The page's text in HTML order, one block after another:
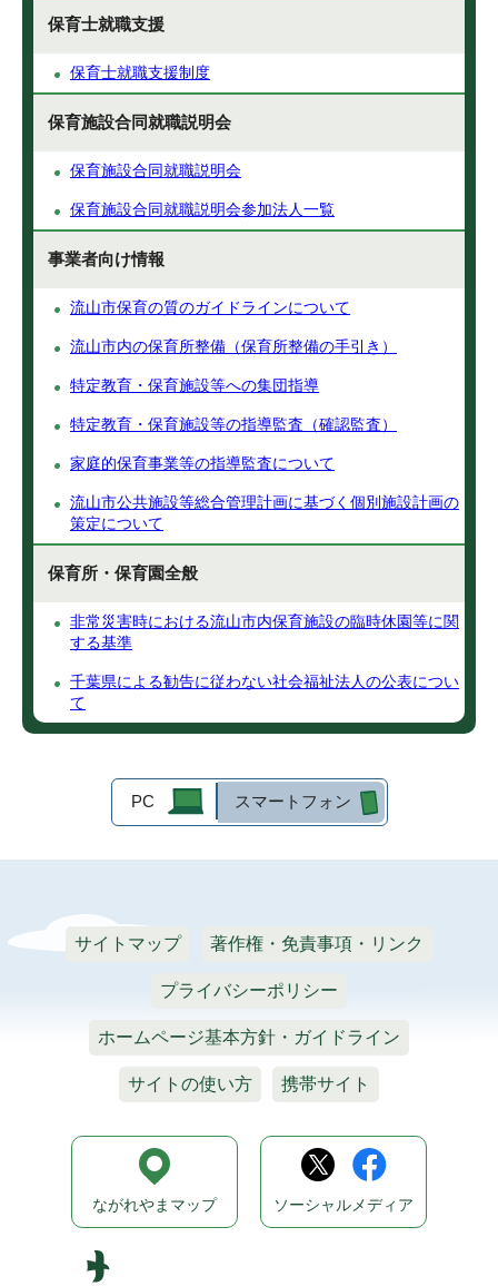
保育士就職支援
保育士就職支援制度
保育施設合同就職説明会
保育施設合同就職説明会
保育施設合同就職説明会参加法人一覧
事業者向け情報
流山市保育の質のガイドラインについて
流山市内の保育所整備（保育所整備の手引き）
特定教育・保育施設等への集団指導
特定教育・保育施設等の指導監査（確認監査）
家庭的保育事業等の指導監査について
流山市公共施設等総合管理計画に基づく個別施設計画の
策定について
保育所・保育園全般
非常災害時における流山市内保育施設の臨時休園等に関
する基準
千葉県による勧告に従わない社会福祉法人の公表につい
て
PC スマートフォン
サイトマップ 著作権・免責事項・リンク
プライバシーポリシー
ホームページ基本方針・ガイドライン
サイトの使い方 携帯サイト
ながれやまマップ ソーシャルメディア